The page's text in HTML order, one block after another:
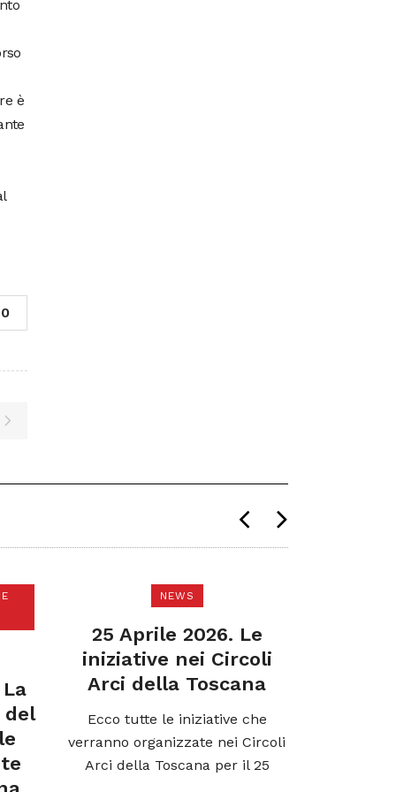
è
0
25 Aprile 2026. Le
iniziative nei Circoli
Arci della Toscana
Ecco tutte le iniziative che
verranno organizzate nei Circoli
Arci della Toscana per il 25
Garante